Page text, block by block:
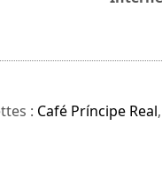
: Café Príncipe Real,